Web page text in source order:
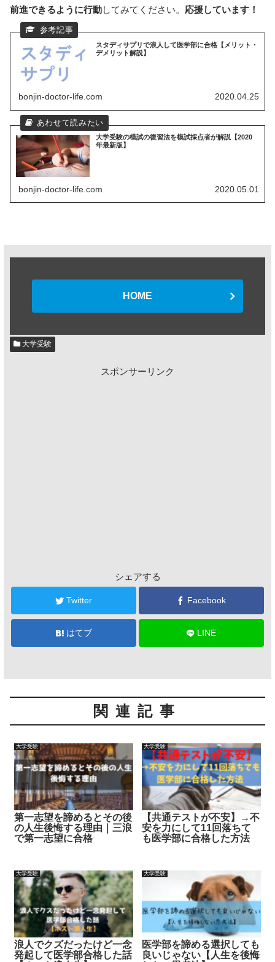
前進できるように行動してみてください。 応援しています！
スタディサプリで浪人して医学部に合格【メリット・
デメリット解説】
bonjin-doctor-life.com 2020.04.25
大学受験の模試の復習法を模試採点者が解説【2020
年最新版】
bonjin-doctor-life.com 2020.05.01
HOME
大学受験
スポンサーリンク
シェアする
Twitter Facebook
はてブ LINE
関連記事
大学受験
第一志望を諦めるとその後
の人生後悔する理由｜三浪
で第一志望に合格
大学受験
【共通テストが不安】→不
安を力にして11回落ちて
も医学部に合格した方法
大学受験
浪人でクズだったけど一念
発起して医学部合格した話
大学受験
医学部を諦める選択しても
良いじゃない【人生を後悔